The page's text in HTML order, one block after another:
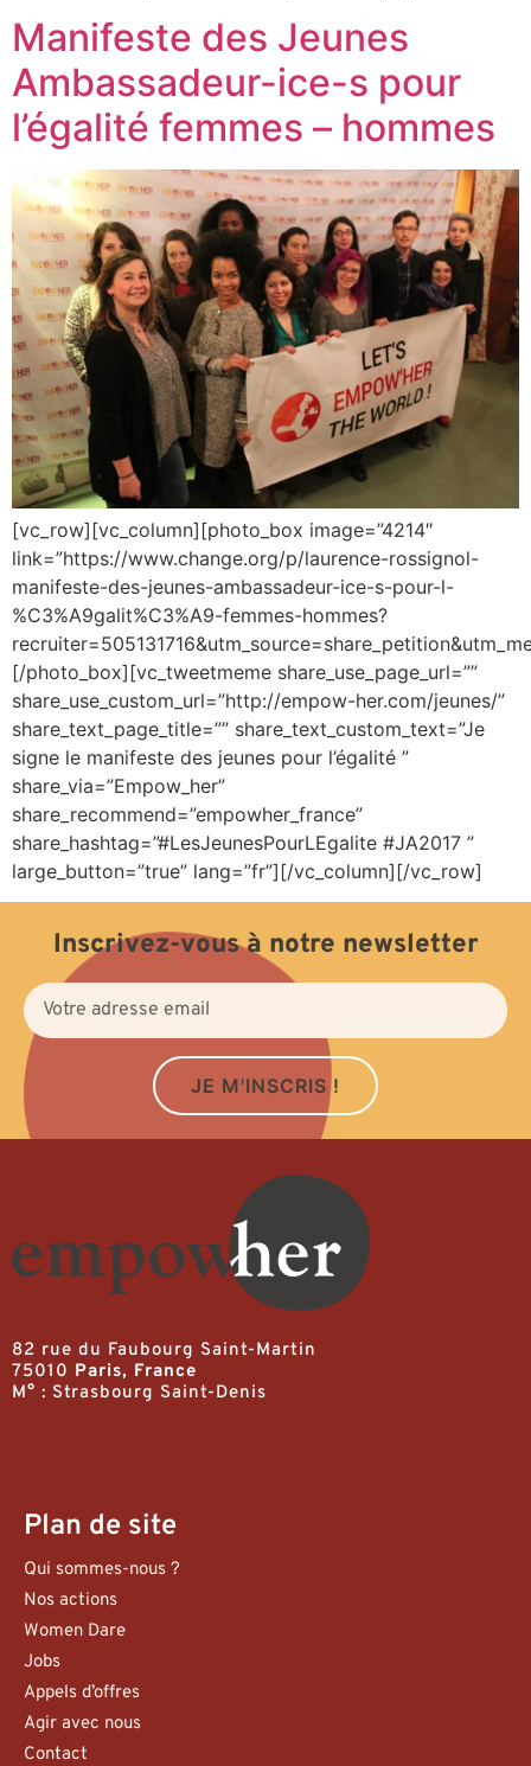
Manifeste des Jeunes
Ambassadeur-ice-s pour
l’égalité femmes – hommes
[vc_row][vc_column][photo_box image=”4214″
link=”https://www.change.org/p/laurence-rossignol-
manifeste-des-jeunes-ambassadeur-ice-s-pour-l-
%C3%A9galit%C3%A9-femmes-hommes?
[/photo_box][vc_tweetmeme share_use_page_url=””
share_use_custom_url=”http://empow-her.com/jeunes/”
share_text_page_title=”” share_text_custom_text=”Je
signe le manifeste des jeunes pour l’égalité ”
share_via=”Empow_her”
share_recommend=”empowher_france”
share_hashtag=”#LesJeunesPourLEgalite #JA2017 ”
large_button=”true” lang=”fr”][/vc_column][/vc_row]
Inscrivez-vous à notre newsletter
JE M'INSCRIS !
82 rue du Faubourg Saint-Martin
75010 Paris, France
M° : Strasbourg Saint-Denis
Plan de site
Qui sommes-nous ?
Nos actions
Women Dare
Jobs
Appels d’offres
Agir avec nous
Contact